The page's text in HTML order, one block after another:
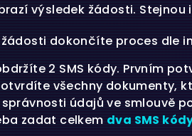
výsledek žádosti.
dokončíte proces dle
2 SMS kódy. Prvním
všechny dokumenty,
údajů ve smlouvě
zadat celkem dva SMS